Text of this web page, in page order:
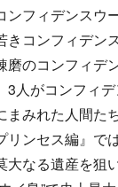
ンフィデンスウ
きコンフィデン
磨のコンフィデ
3人がコンフィ
まみれた人間た
リンセス編』で
大なる遺産を狙